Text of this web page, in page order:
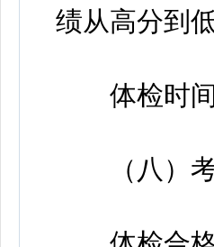
绩从高分到
体检时间
（八）考